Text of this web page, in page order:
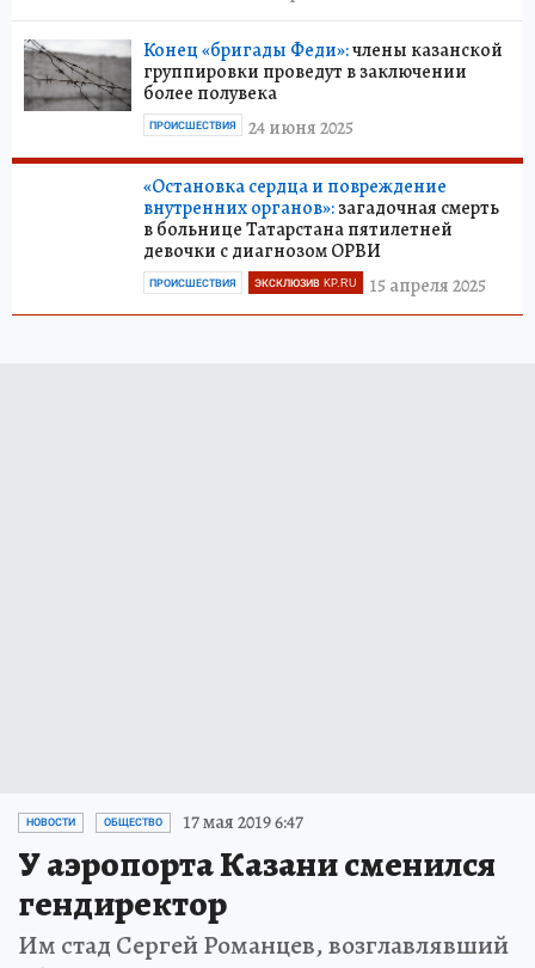
Конец «бригады Феди»:члены казанской
группировки проведут в заключении
более полувека
24 июня 2025
ПРОИСШЕСТВИЯ
«Остановка сердца и повреждение
внутренних органов»:загадочная смерть
в больнице Татарстана пятилетней
девочки с диагнозом ОРВИ
15 апреля 2025
ПРОИСШЕСТВИЯ ЭКСКЛЮЗИВ KP.RU
НОВОСТИ ОБЩЕСТВО 17 мая 2019 6:47
У аэропорта Казани сменился
гендиректор
Им стад Сергей Романцев, возглавлявший